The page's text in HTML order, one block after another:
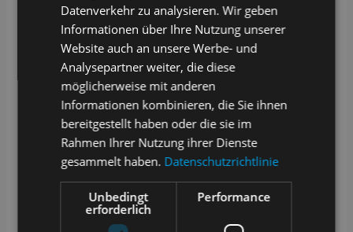
Schnellübersicht: LIMS,
LIS, ELN und LES im
Vergleich
Datenverkehr zu analysieren. Wir geben
Informationen über Ihre Nutzung unserer
Website auch an unsere Werbe- und
Analysepartner weiter, die diese
möglicherweise mit anderen
Informationen kombinieren, die Sie ihnen
bereitgestellt haben oder die sie im
Rahmen Ihrer Nutzung ihrer Dienste
gesammelt haben. Datenschutzrichtlinie
Unbedingt
erforderlich
Performance